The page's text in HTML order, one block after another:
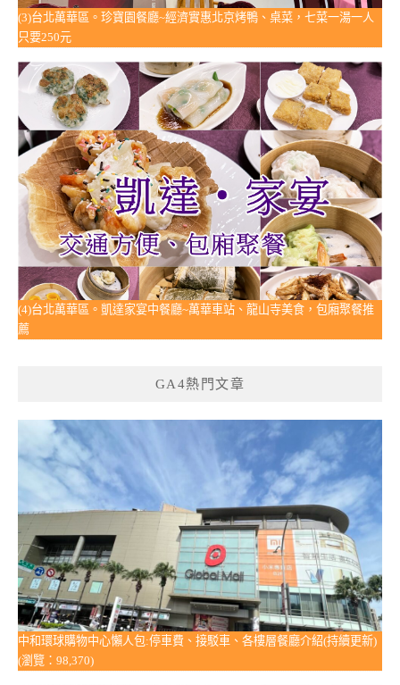
(3)台北萬華區。珍寶園餐廳~經濟實惠北京烤鴨、桌菜，七菜一湯一人
只要250元
(4)台北萬華區。凱達家宴中餐廳~萬華車站、龍山寺美食，包廂聚餐推
薦
GA4熱門文章
中和環球購物中心懶人包:停車費、接駁車、各樓層餐廳介紹(持續更新)
(瀏覽：98,370)